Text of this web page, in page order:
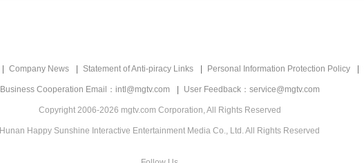
Company News Statement of Anti-piracy Links Personal Information Protection Policy
Business Cooperation Email：intl@mgtv.com User Feedback：service@mgtv.com
Copyright 2006-2026 mgtv.com Corporation, All Rights Reserved
Hunan Happy Sunshine Interactive Entertainment Media Co., Ltd. All Rights Reserved